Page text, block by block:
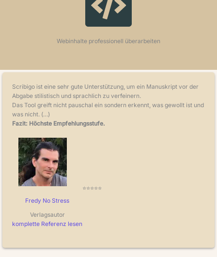
Webinhalte professionell überarbeiten
Scribigo ist eine sehr gute Unterstützung, um ein Manuskript vor der
Abgabe stilistisch und sprachlich zu verfeinern.
Das Tool greift nicht pauschal ein sondern erkennt, was gewollt ist und
was nicht. (…)
Fazit: Höchste Empfehlungsstufe.
Fredy No Stress
Verlagsautor
komplette Referenz lesen
⭐⭐⭐⭐⭐